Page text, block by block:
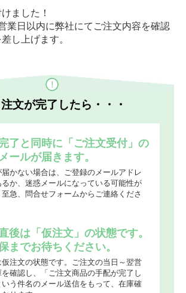
ました！
業日以内に弊社にてご注文内容を確認
し上げます。
注文が完了したら・・・
了と同時に「ご注文受付」の
ールが届きます。
届かない場合は、ご登録のメールアドレ
るか、迷惑メールになっている可能性が
至急、問合せフォームからご連絡くださ
後は「仮注文」の状態です。
までお待ちください。
注文の状態です。ご注文の当日～翌営
確認し、「ご注文商品の手配が完了し
いう件名のメール送信をもって、在庫確